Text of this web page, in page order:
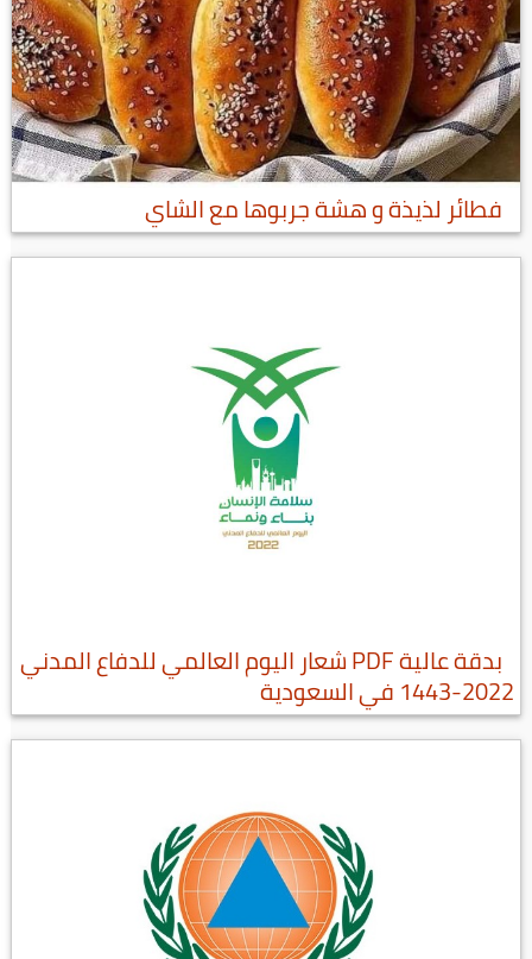
فطائر لذيذة و هشة جربوها مع الشاي
بدقة عالية PDF شعار اليوم العالمي للدفاع المدني
2022-1443 في السعودية